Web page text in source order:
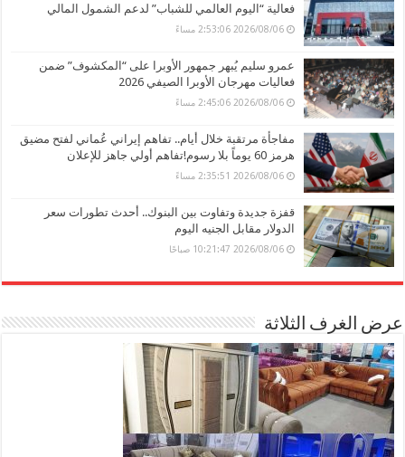
فعالية “اليوم العالمي للشباب” لدعم الشمول المالي
2026/08/06 2:53:06 مساءً
عمرو سليم يُبهر جمهور الأوبرا على “المكشوف” ضمن
فعاليات مهرجان الأوبرا الصيفي 2026
2026/08/06 2:45:06 مساءً
مفاجأة مرتقبة خلال أيام.. تفاهم إيراني عُماني لفتح مضيق
هرمز 60 يوماً بلا رسوم!تفاهم أولي جاهز للإعلان
2026/08/06 2:35:51 مساءً
قفزة جديدة وتفاوت بين البنوك.. أحدث تطورات سعر
الدولار مقابل الجنيه اليوم
2026/08/06 10:21:47 صباحًا
عرض الغرف الثلاثة